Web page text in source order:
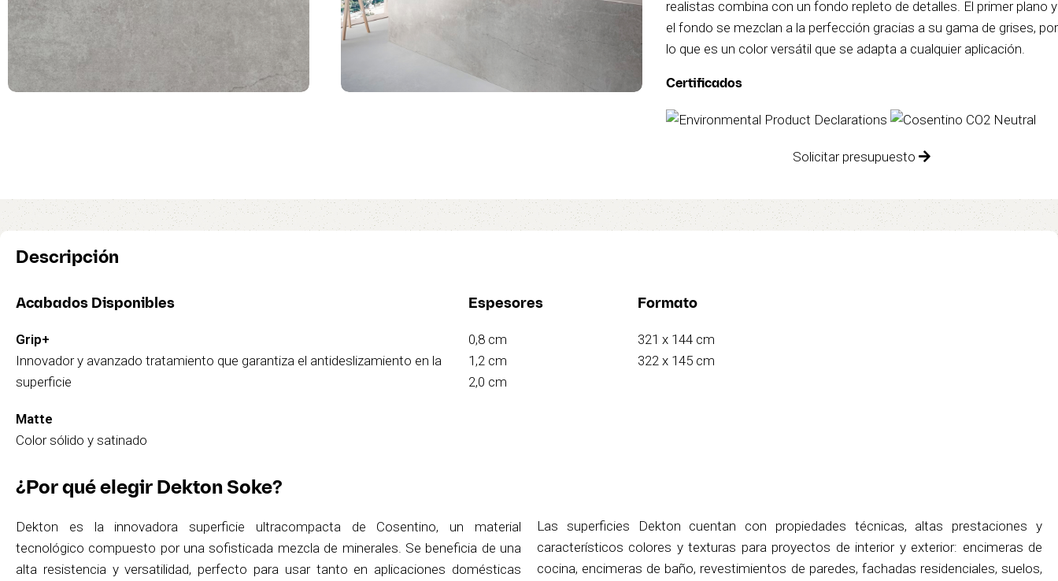
realistas combina con un fondo repleto de detalles. El primer plano y
el fondo se mezclan a la perfección gracias a su gama de grises, por
lo que es un color versátil que se adapta a cualquier aplicación.
Certificados
Solicitar presupuesto
Descripción
Acabados Disponibles
Grip+
Innovador y avanzado tratamiento que garantiza el antideslizamiento en la
superficie
Matte
Color sólido y satinado
Espesores
0,8 cm
1,2 cm
2,0 cm
Formato
321 x 144 cm
322 x 145 cm
¿Por qué elegir Dekton Soke?
Dekton es la innovadora superficie ultracompacta de Cosentino, un material
tecnológico compuesto por una sofisticada mezcla de minerales. Se beneficia de una
alta resistencia y versatilidad, perfecto para usar tanto en aplicaciones domésticas
Las superficies Dekton cuentan con propiedades técnicas, altas prestaciones y
característicos colores y texturas para proyectos de interior y exterior: encimeras de
cocina, encimeras de baño, revestimientos de paredes, fachadas residenciales, suelos,